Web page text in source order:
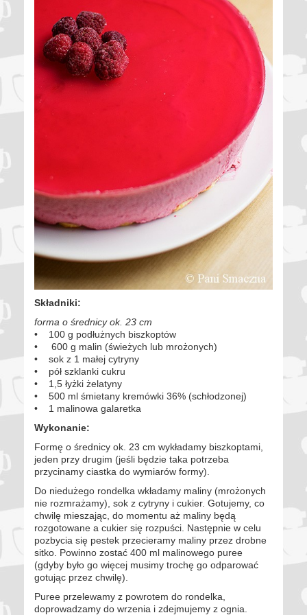
Składniki:
forma o średnicy ok. 23 cm
• 100 g podłużnych biszkoptów
• 600 g malin (świeżych lub mrożonych)
• sok z 1 małej cytryny
• pół szklanki cukru
• 1,5 łyżki żelatyny
• 500 ml śmietany kremówki 36% (schłodzonej)
• 1 malinowa galaretka
Wykonanie:
Formę o średnicy ok. 23 cm wykładamy biszkoptami,
jeden przy drugim (jeśli będzie taka potrzeba
przycinamy ciastka do wymiarów formy).
Do niedużego rondelka wkładamy maliny (mrożonych
nie rozmrażamy), sok z cytryny i cukier. Gotujemy, co
chwilę mieszając, do momentu aż maliny będą
rozgotowane a cukier się rozpuści. Następnie w celu
pozbycia się pestek przecieramy maliny przez drobne
sitko. Powinno zostać 400 ml malinowego puree
(gdyby było go więcej musimy trochę go odparować
gotując przez chwilę).
Puree przelewamy z powrotem do rondelka,
doprowadzamy do wrzenia i zdejmujemy z ognia.